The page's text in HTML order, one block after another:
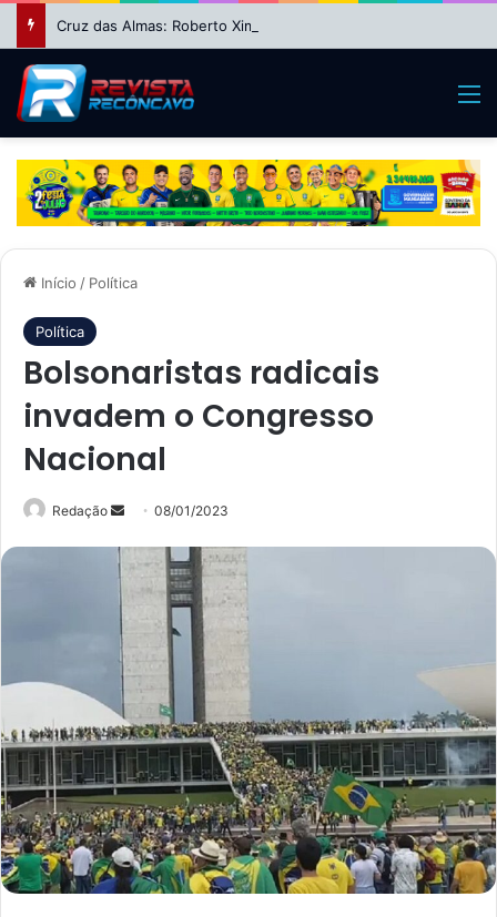
Início / Política
Política
Bolsonaristas radicais
invadem o Congresso
Nacional
Redação
Mande
e-
mail
08/01/2023